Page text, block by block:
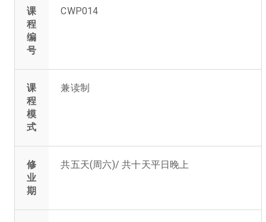
课
程
编
号
CWP014
课
程
模
式
兼读制
修
业
期
共五天(周六)/ 共十天平日晚上